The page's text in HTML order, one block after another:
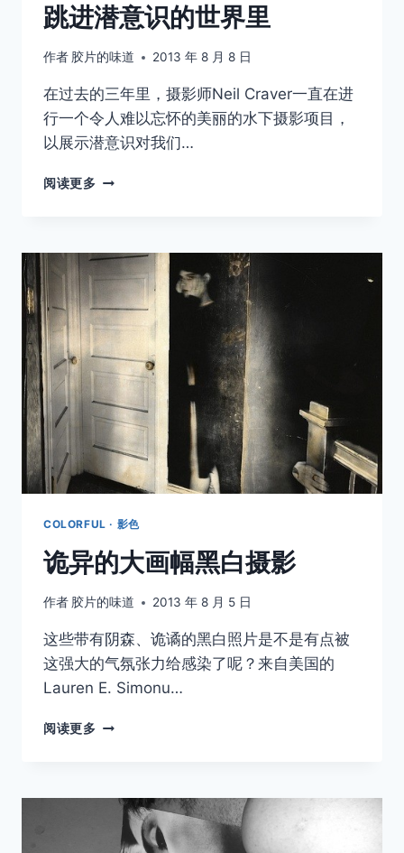
跳进潜意识的世界里
作者 胶片的味道 2013 年 8 月 8 日
在过去的三年里，摄影师Neil Craver一直在进
行一个令人难以忘怀的美丽的水下摄影项目，
以展示潜意识对我们…
阅读更多
识
的
界
里
COLORFUL · 影色
诡异的大画幅黑白摄影
作者 胶片的味道 2013 年 8 月 5 日
这些带有阴森、诡谲的黑白照片是不是有点被
这强大的气氛张力给感染了呢？来自美国的
Lauren E. Simonu…
阅读更多 诡
画